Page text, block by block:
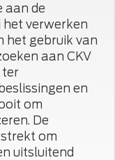
aan de
het verwerken
het gebruik van
aan CKV
ter
en
om
De
om
uitsluitend